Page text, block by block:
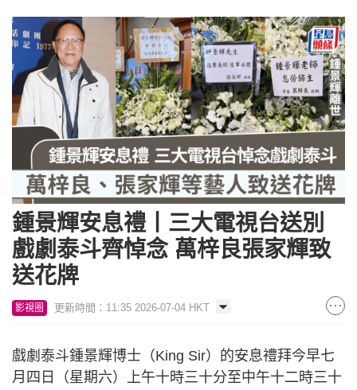
鍾景輝安息禮丨三大電視台送別
戲劇泰斗齊悼念 萬梓良張家輝致
送花牌
影視圈 更新時間：11:35 2026-07-04 HKT
戲劇泰斗鍾景輝博士（King Sir）的安息禮拜今早七
月四日（星期六）上午十時三十分至中午十二時三十